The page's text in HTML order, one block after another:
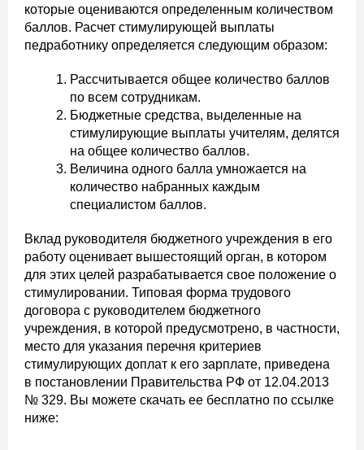
которые оцениваются определенным количеством
баллов. Расчет стимулирующей выплаты
педработнику определяется следующим образом:
Рассчитывается общее количество баллов
по всем сотрудникам.
Бюджетные средства, выделенные на
стимулирующие выплаты учителям, делятся
на общее количество баллов.
Величина одного балла умножается на
количество набранных каждым
специалистом баллов.
Вклад руководителя бюджетного учреждения в его
работу оценивает вышестоящий орган, в котором
для этих целей разрабатывается свое положение о
стимулировании. Типовая форма трудового
договора с руководителем бюджетного
учреждения, в которой предусмотрено, в частности,
место для указания перечня критериев
стимулирующих доплат к его зарплате, приведена
в постановлении Правительства РФ от 12.04.2013
№ 329. Вы можете скачать ее бесплатно по ссылке
ниже: